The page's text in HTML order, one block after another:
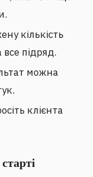
кількість
підряд.
можна
клієнта